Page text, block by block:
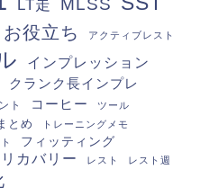
LT走 MLSS
お役立ち アクティブレスト
インプレッション
クランク長インプレ
ト コーヒー ツール
とめ
トレーニングメモ
フィッティング
リカバリー レスト レスト週